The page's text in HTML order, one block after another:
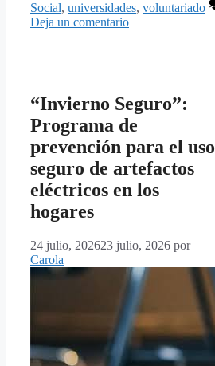
Social, universidades, voluntariado
Deja un comentario
“Invierno Seguro”:
Programa de
prevención para el uso
seguro de artefactos
eléctricos en los
hogares
24 julio, 202623 julio, 2026 por
Carola